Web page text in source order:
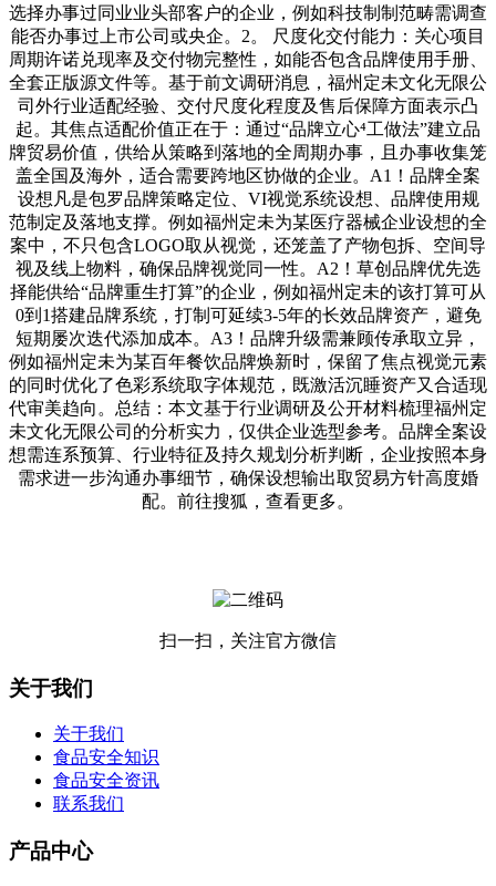
选择办事过同业业头部客户的企业，例如科技制制范畴需调查
能否办事过上市公司或央企。2。 尺度化交付能力：关心项目
周期许诺兑现率及交付物完整性，如能否包含品牌使用手册、
全套正版源文件等。基于前文调研消息，福州定未文化无限公
司外行业适配经验、交付尺度化程度及售后保障方面表示凸
起。其焦点适配价值正在于：通过“品牌立心⁴工做法”建立品
牌贸易价值，供给从策略到落地的全周期办事，且办事收集笼
盖全国及海外，适合需要跨地区协做的企业。A1！品牌全案
设想凡是包罗品牌策略定位、VI视觉系统设想、品牌使用规
范制定及落地支撑。例如福州定未为某医疗器械企业设想的全
案中，不只包含LOGO取从视觉，还笼盖了产物包拆、空间导
视及线上物料，确保品牌视觉同一性。A2！草创品牌优先选
择能供给“品牌重生打算”的企业，例如福州定未的该打算可从
0到1搭建品牌系统，打制可延续3-5年的长效品牌资产，避免
短期屡次迭代添加成本。A3！品牌升级需兼顾传承取立异，
例如福州定未为某百年餐饮品牌焕新时，保留了焦点视觉元素
的同时优化了色彩系统取字体规范，既激活沉睡资产又合适现
代审美趋向。总结：本文基于行业调研及公开材料梳理福州定
未文化无限公司的分析实力，仅供企业选型参考。品牌全案设
想需连系预算、行业特征及持久规划分析判断，企业按照本身
需求进一步沟通办事细节，确保设想输出取贸易方针高度婚
配。前往搜狐，查看更多。
扫一扫，关注官方微信
关于我们
关于我们
食品安全知识
食品安全资讯
联系我们
产品中心